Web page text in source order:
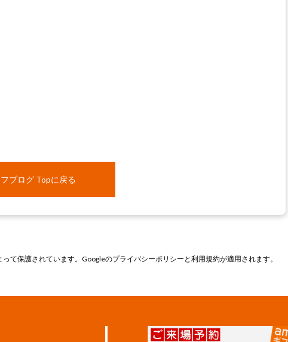
ブログ Topに戻る
って保護されています。Googleのプライバシーポリシー と利用規約が適用されます。